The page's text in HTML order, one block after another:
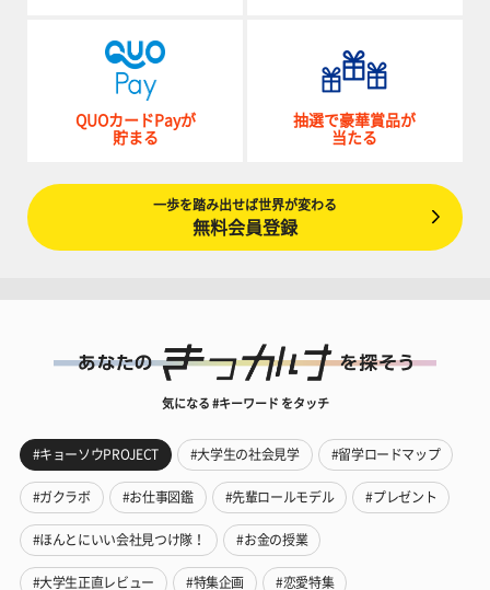
QUOカードPayが
貯まる
抽選で豪華賞品が
当たる
一歩を踏み出せば世界が変わる
無料会員登録
気になる #キーワード をタッチ
#キョーソウPROJECT #大学生の社会見学 #留学ロードマップ
#ガクラボ #お仕事図鑑 #先輩ロールモデル #プレゼント
#ほんとにいい会社見つけ隊！ #お金の授業
#大学生正直レビュー #特集企画 #恋愛特集